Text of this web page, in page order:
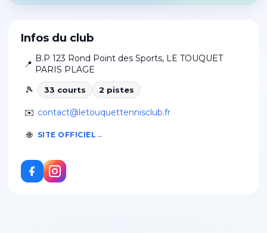
Infos du club
📍
B.P 123 Rond Point des Sports, LE TOUQUET
PARIS PLAGE
🎾
33 courts 2 pistes
✉️ contact@letouquettennisclub.fr
🌐 SITE OFFICIEL